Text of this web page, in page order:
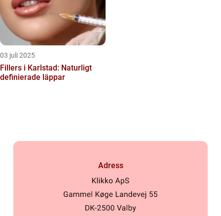
03 juli 2025
Fillers i Karlstad: Naturligt
definierade läppar
Adress